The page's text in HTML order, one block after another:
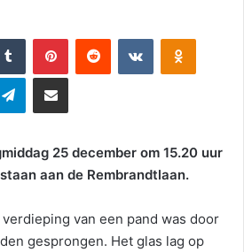
PinterestReddit VKontakteOdnoklassniki
Deel via E-mail
25 december om 15.20 uur
aan de Rembrandtlaan.
van een pand was door
gesprongen. Het glas lag op